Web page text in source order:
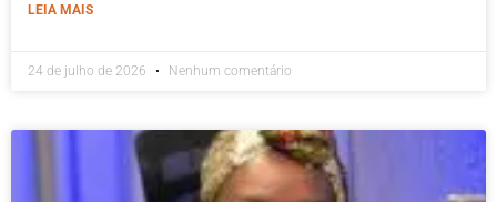
LEIA MAIS
24 de julho de 2026 Nenhum comentário